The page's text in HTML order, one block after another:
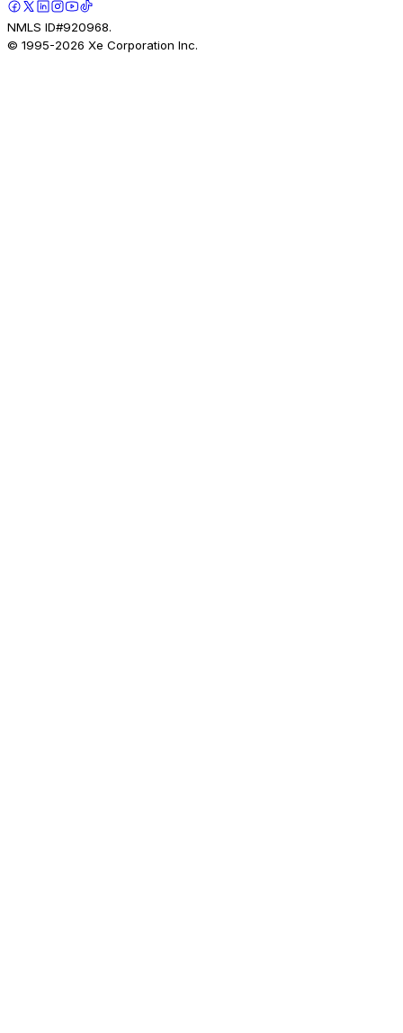
NMLS ID#920968.
© 1995-2026 Xe Corporation Inc.